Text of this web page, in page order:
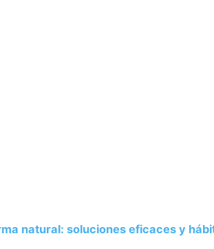
natural: soluciones eficaces y